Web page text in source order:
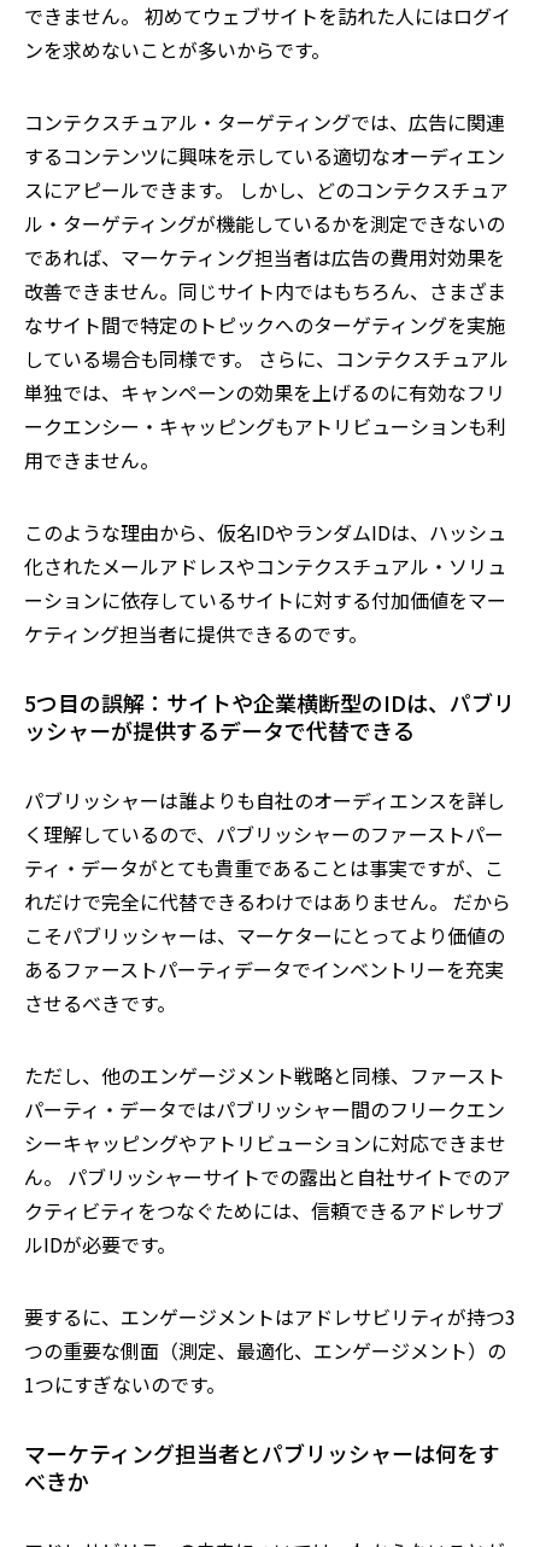
できません。 初めてウェブサイトを訪れた人にはログイ
ンを求めないことが多いからです。
コンテクスチュアル・ターゲティングでは、広告に関連
するコンテンツに興味を示している適切なオーディエン
スにアピールできます。 しかし、どのコンテクスチュア
ル・ターゲティングが機能しているかを測定できないの
であれば、マーケティング担当者は広告の費用対効果を
改善できません。同じサイト内ではもちろん、さまざま
なサイト間で特定のトピックへのターゲティングを実施
している場合も同様です。 さらに、コンテクスチュアル
単独では、キャンペーンの効果を上げるのに有効なフリ
ークエンシー・キャッピングもアトリビューションも利
用できません。
このような理由から、仮名IDやランダムIDは、ハッシュ
化されたメールアドレスやコンテクスチュアル・ソリュ
ーションに依存しているサイトに対する付加価値をマー
ケティング担当者に提供できるのです。
5つ目の誤解：サイトや企業横断型のIDは、パブリ
ッシャーが提供するデータで代替できる
パブリッシャーは誰よりも自社のオーディエンスを詳し
く理解しているので、パブリッシャーのファーストパー
ティ・データがとても貴重であることは事実ですが、こ
れだけで完全に代替できるわけではありません。 だから
こそパブリッシャーは、マーケターにとってより価値の
あるファーストパーティデータでインベントリーを充実
させるべきです。
ただし、他のエンゲージメント戦略と同様、ファースト
パーティ・データではパブリッシャー間のフリークエン
シーキャッピングやアトリビューションに対応できませ
ん。 パブリッシャーサイトでの露出と自社サイトでのア
クティビティをつなぐためには、信頼できるアドレサブ
ルIDが必要です。
要するに、エンゲージメントはアドレサビリティが持つ3
つの重要な側面（測定、最適化、エンゲージメント）の
1つにすぎないのです。
マーケティング担当者とパブリッシャーは何をす
べきか